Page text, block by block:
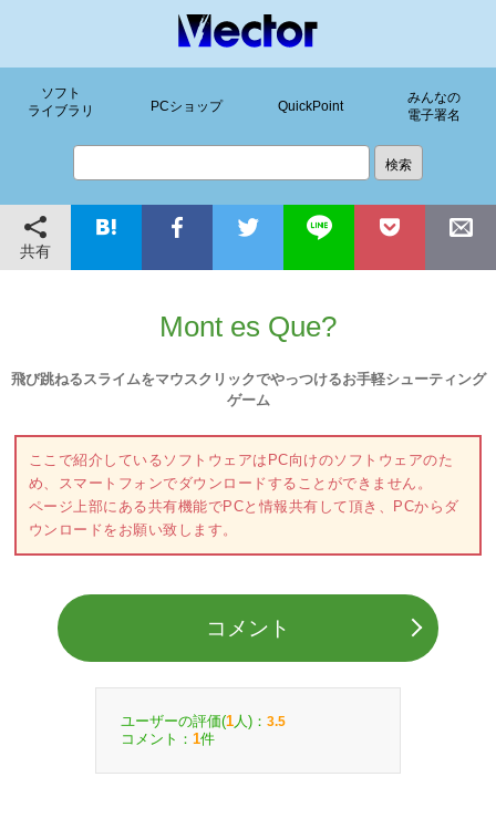
ソフト
ライブラリ
PCショップ QuickPoint
みんなの
電子署名
共有
Mont es Que?
飛び跳ねるスライムをマウスクリックでやっつけるお手軽シューティング
ゲーム
ここで紹介しているソフトウェアはPC向けのソフトウェアのた
め、スマートフォンでダウンロードすることができません。
ページ上部にある共有機能でPCと情報共有して頂き、PCからダ
ウンロードをお願い致します。
コメント
ユーザーの評価(1 人)： 3.5
コメント： 1件